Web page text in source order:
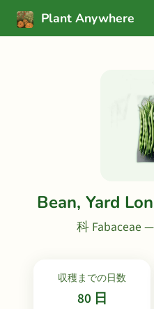
Plant Anywhere
Bean, Yard
科 Fabaceae
収穫までの日数
80 日